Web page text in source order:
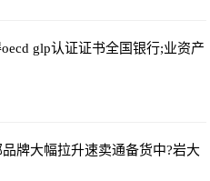
glp认证证书全国银行;业资产
牌大幅拉升速卖通备货中?岩大